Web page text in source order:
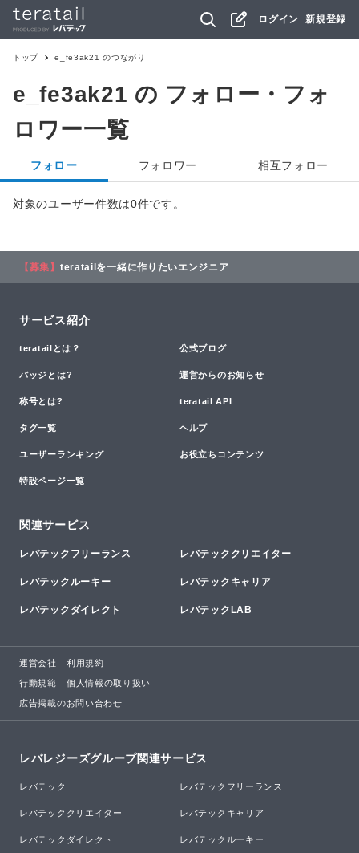
ログイン 新規登録
トップ e_fe3ak21 のつながり
e_fe3ak21 の フォロー・フォ
ロワー一覧
フォロー フォロワー 相互フォロー
対象のユーザー件数は0件です。
【募集】 teratailを一緒に作りたいエンジニア
サービス紹介
teratailとは？ 公式ブログ
バッジとは? 運営からのお知らせ
称号とは? teratail API
タグ一覧 ヘルプ
ユーザーランキング お役立ちコンテンツ
特設ページ一覧
関連サービス
レバテックフリーランス レバテッククリエイター
レバテックルーキー レバテックキャリア
レバテックダイレクト レバテックLAB
運営会社 利用規約
行動規範 個人情報の取り扱い
広告掲載のお問い合わせ
レバレジーズグループ関連サービス
レバテック レバテックフリーランス
レバテッククリエイター レバテックキャリア
レバテックダイレクト レバテックルーキー